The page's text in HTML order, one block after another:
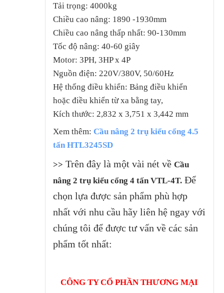
Tải trọng: 4000kg
Chiều cao nâng: 1890 -1930mm
Chiều cao nâng thấp nhất: 90-130mm
Tốc độ nâng: 40-60 giây
Motor: 3PH, 3HP x 4P
Nguồn điện: 220V/380V, 50/60Hz
Hệ thống điều khiển: Bảng điều khiển
hoặc điều khiển từ xa bằng tay,
Kích thước: 2,832 x 3,751 x 3,442 mm
Xem thêm: Cầu nâng 2 trụ kiểu cổng 4.5
tấn HTL3245SD
>> Trên đây là một vài nét về Cầu
nâng 2 trụ kiểu cổng 4 tấn VTL-4T.Để
chọn lựa được sản phẩm phù hợp
nhất với nhu cầu hãy liên hệ ngay với
chúng tôi để được tư vấn về các sản
phẩm tốt nhất:
CÔNG TY CỔ PHẦN THƯƠNG MẠI